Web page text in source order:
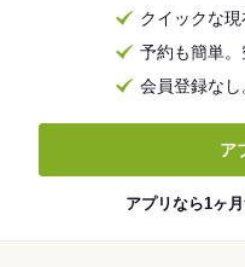
クイックな
予約も簡単
会員登録な
ア
アプリなら1ヶ